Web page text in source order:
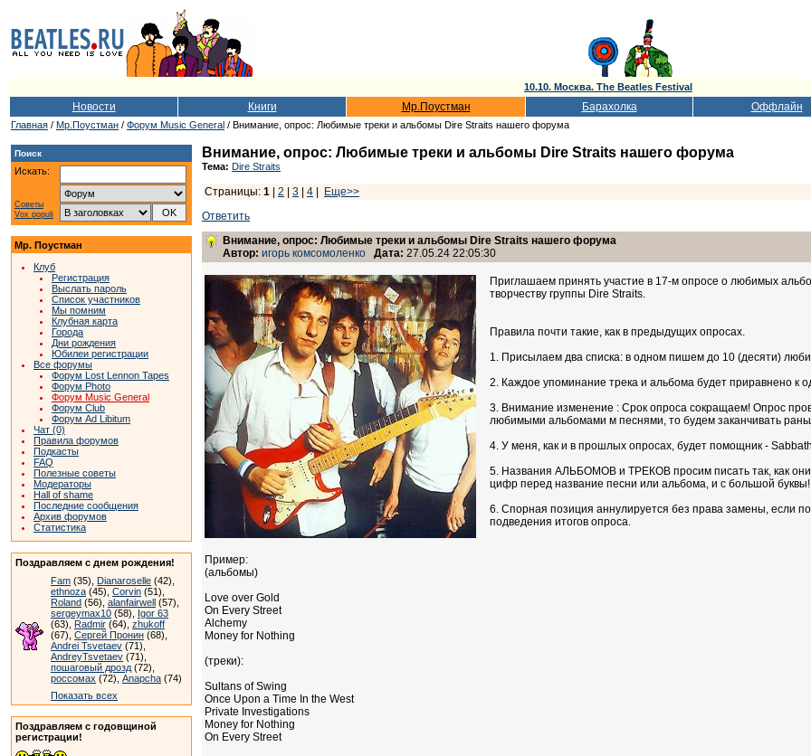
10.10. Москва. The Beatles Festival
Новости Книги Мр.Поустман Барахолка Оффлайн
Главная / Мр.Поустман / Форум Music General / Внимание, опрос: Любимые треки и альбомы Dire Straits нашего форума
Поиск
Искать:
Советы
Vox populi
Мр. Поустман
Клуб
Регистрация
Выслать пароль
Список участников
Мы помним
Клубная карта
Города
Дни рождения
Юбилеи регистрации
Все форумы
Форум Lost Lennon Tapes
Форум Photo
Форум Music General
Форум Club
Форум Ad Libitum
Чат (0)
Правила форумов
Подкасты
FAQ
Полезные советы
Модераторы
Hall of shame
Последние сообщения
Архив форумов
Статистика
Поздравляем с днем рождения!
Fam (35), Dianaroselle (42),
ethnoza (45), Corvin (51),
Roland (56), alanfairwell (57),
sergeymax10 (58), Igor 63
(63), Radmir (64), zhukoff
(67), Сергей Пронин (68),
Andrei Tsvetaev (71),
AndreyTsvetaev (71),
пошаговый дрозд (72),
россомах (72), Anapcha (74)
Показать всех
Поздравляем с годовщиной
регистрации!
Внимание, опрос: Любимые треки и альбомы Dire Straits нашего форума
Тема: Dire Straits
Страницы: 1 2 3 4
Еще>>
Ответить
Внимание, опрос: Любимые треки и альбомы Dire Straits нашего форума
Автор: игорь комсомоленко Дата: 27.05.24 22:05:30
Приглашаем принять участие в 17-м опросе о любимых
творчеству группы Dire Straits.
Правила почти такие, как в предыдущих опросах.
1. Присылаем два списка: в одном пишем до 10 (десяти)
2. Каждое упоминание трека и альбома будет приравнено к
3. Внимание изменение : Срок опроса сокращаем! Опрос
любимыми альбомами м песнями, то будем заканчивать
4. У меня, как и в прошлых опросах, будет помощник - Sabbath
5. Названия АЛЬБОМОВ и ТРЕКОВ просим писать так, как они
цифр перед название песни или альбома, и с большой буквы!
6. Спорная позиция аннулируется без права замены, если
подведения итогов опроса.
Пример:
(альбомы)
Love over Gold
On Every Street
Alchemy
Money for Nothing
(треки):
Sultans of Swing
Once Upon a Time In the West
Private Investigations
Money for Nothing
On Every Street